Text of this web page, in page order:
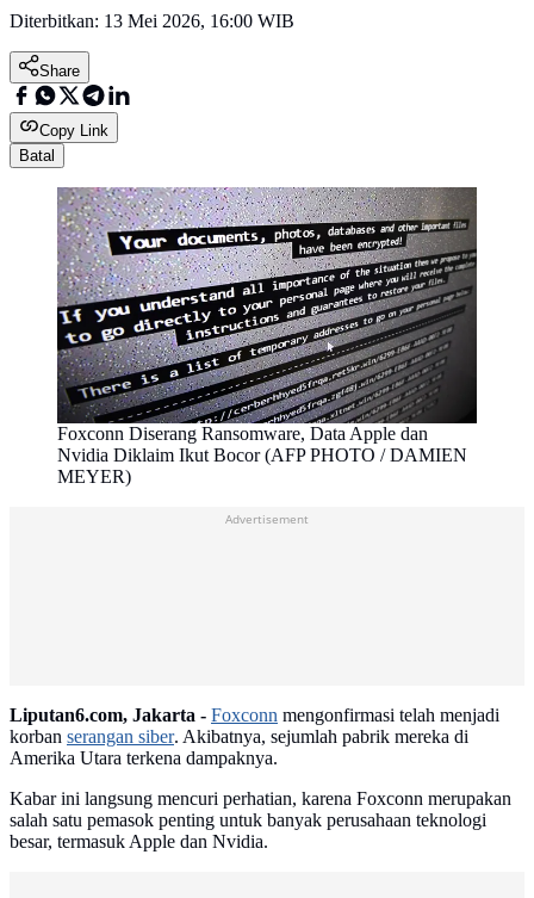
Diterbitkan: 13 Mei 2026, 16:00 WIB
Share
Copy Link
Batal
Foxconn Diserang Ransomware, Data Apple dan
Nvidia Diklaim Ikut Bocor (AFP PHOTO / DAMIEN
MEYER)
Advertisement
Liputan6.com, Jakarta - Foxconn mengonfirmasi telah menjadi
korban serangan siber. Akibatnya, sejumlah pabrik mereka di
Amerika Utara terkena dampaknya.
Kabar ini langsung mencuri perhatian, karena Foxconn merupakan
salah satu pemasok penting untuk banyak perusahaan teknologi
besar, termasuk Apple dan Nvidia.